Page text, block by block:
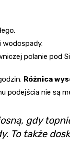
wodospady.
polanie pod
Różnica
podejścia nie są
gdy
To także